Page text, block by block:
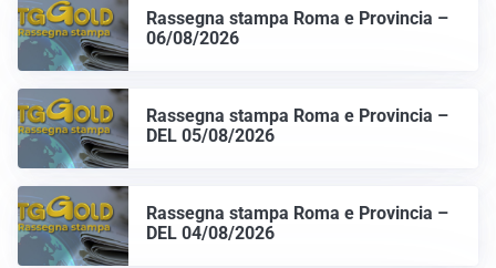
Rassegna stampa Roma e Provincia –
06/08/2026
Rassegna stampa Roma e Provincia –
DEL 05/08/2026
Rassegna stampa Roma e Provincia –
DEL 04/08/2026